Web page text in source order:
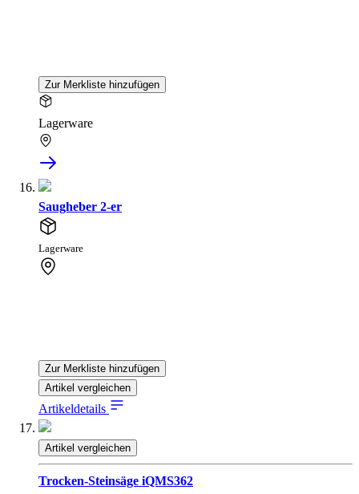
Zur Merkliste hinzufügen
Lagerware
Saugheber 2-er
Lagerware
Zur Merkliste hinzufügen
Artikel vergleichen
Artikeldetails
Artikel vergleichen
Trocken-Steinsäge iQMS362